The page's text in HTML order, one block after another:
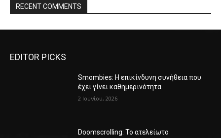
RECENT COMMENTS
EDITOR PICKS
Smombies: Η επικίνδυνη συνήθεια που
έχει γίνει καθημερινότητα
2 Ιουνίου, 2026
Doomscrolling: Το ατελείωτο